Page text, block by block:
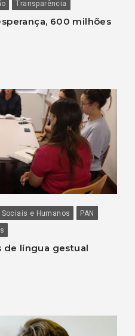
Transparência
600 milhões
e Humanos
PAN
de língua gestual